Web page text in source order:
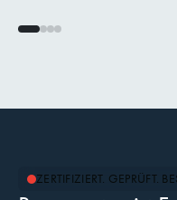
ZERTIFIZIERT. GEPRÜFT.